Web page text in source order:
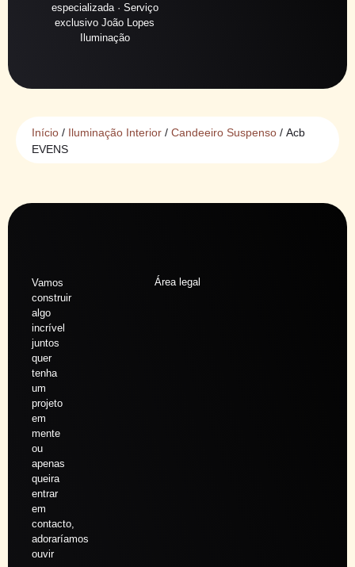
especializada · Serviço
exclusivo João Lopes
Iluminação
Início / Iluminação Interior / Candeeiro Suspenso / Acb
EVENS
Vamos
construir
algo
incrível
juntos
quer
tenha
um
projeto
em
mente
ou
apenas
queira
entrar
em
contacto,
adoraríamos
ouvir
Área legal